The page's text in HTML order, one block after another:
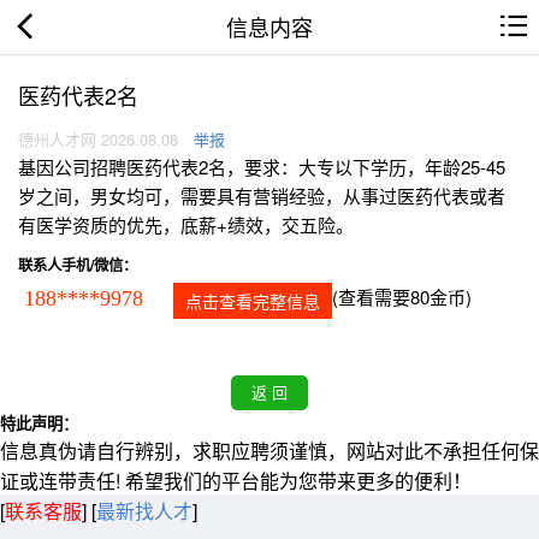
信息内容
医药代表2名
德州人才网 2026.08.08 举报
基因公司招聘医药代表2名，要求：大专以下学历，年龄25-45
岁之间，男女均可，需要具有营销经验，从事过医药代表或者
有医学资质的优先，底薪+绩效，交五险。
联系人手机/微信：
188****9978 点击查看完整信息 (查看需要80金币)
特此声明：
信息真伪请自行辨别，求职应聘须谨慎，网站对此不承担任何保
证或连带责任! 希望我们的平台能为您带来更多的便利！
[联系客服] [最新找人才]